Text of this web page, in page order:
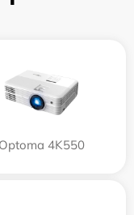
Optoma 4K550